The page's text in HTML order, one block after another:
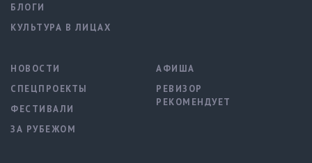
БЛОГИ
КУЛЬТУРА В ЛИЦАХ
НОВОСТИ
СПЕЦПРОЕКТЫ
ФЕСТИВАЛИ
ЗА РУБЕЖОМ
АФИША
РЕВИЗОР
РЕКОМЕНДУЕТ